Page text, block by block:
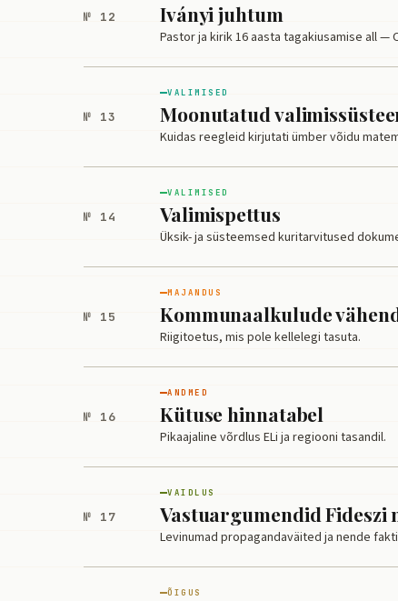
№ 12 Iványi juhtum
Pastor ja kirik 16 aasta tagakiusamise all —
№ 13
VALIMISED
Moonutatud
Kuidas reegleid kirjutati ümber võidu
№ 14
VALIMISED
Valimispettus
Üksik- ja süsteemsed kuritarvitused
№ 15
MAJANDUS
Kommunaalkulude
Riigitoetus, mis pole kellelegi tasuta.
№ 16
ANDMED
Kütuse hinnatabel
Pikaajaline võrdlus ELi ja regiooni tasandil.
№ 17
VAIDLUS
Vastuargumendid Fideszi
Levinumad propagandaväited ja nende
ÕIGUS